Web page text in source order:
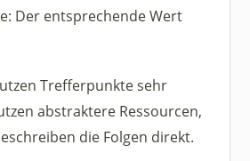
Der entsprechende Wert
Trefferpunkte sehr
abstraktere Ressourcen,
die Folgen direkt.